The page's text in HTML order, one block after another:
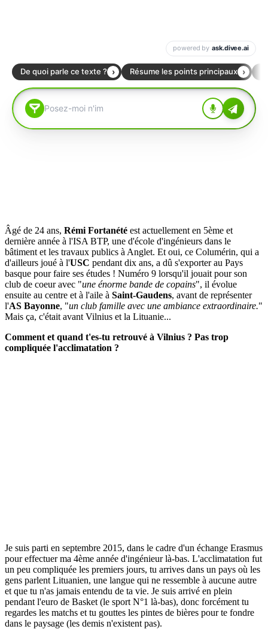
Âgé de 24 ans, Rémi Fortanété est actuellement en 5ème et
dernière année à l'ISA BTP, une d'école d'ingénieurs dans le
bâtiment et les travaux publics à Anglet. Et oui, ce Columérin, qui a
d'ailleurs joué à l'USC pendant dix ans, a dû s'exporter au Pays
basque pour faire ses études ! Numéro 9 lorsqu'il jouait pour son
club de coeur avec "une énorme bande de copains", il évolue
ensuite au centre et à l'aile à Saint-Gaudens, avant de représenter
l'AS Bayonne, "un club famille avec une ambiance extraordinaire."
Mais ça, c'était avant Vilnius et la Lituanie...
Comment et quand t'es-tu retrouvé à Vilnius ? Pas trop
compliquée l'acclimatation ?
Je suis parti en septembre 2015, dans le cadre d'un échange Erasmus
pour effectuer ma 4ème année d'ingénieur là-bas. L'acclimatation fut
un peu compliquée les premiers jours, tu arrives dans un pays où les
gens parlent Lituanien, une langue qui ne ressemble à aucune autre
et que tu n'as jamais entendu de ta vie. Je suis arrivé en plein
pendant l'euro de Basket (le sport N°1 là-bas), donc forcément tu
regardes les matchs et tu gouttes les pintes de bières pour te fondre
dans le paysage (les demis n'existent pas).